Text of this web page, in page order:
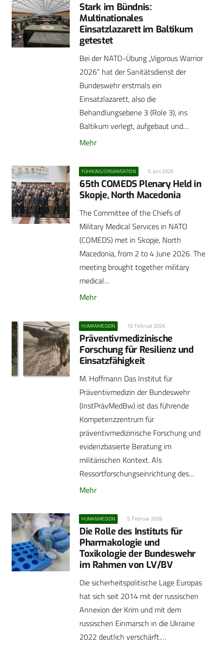
Stark im Bündnis:
Multinationales
Einsatzlazarett im Baltikum
getestet
Bei der NATO-Übung „Vigorous Warrior
2026“ hat der Sanitätsdienst der
Bundeswehr erstmals ein
Einsatzlazarett, also die
Behandlungsebene 3 (Role 3), ins
Baltikum verlegt, aufgebaut und…
Mehr
FÜHRUNG/ORGANISATION 5. Juni 2026
65th COMEDS Plenary Held in
Skopje, North Macedonia
The Committee of the Chiefs of
Military Medical Services in NATO
(COMEDS) met in Skopje, North
Macedonia, from 2 to 4 June 2026. The
meeting brought together military
medical…
Mehr
HUMANMEDIZIN 10. Februar 2026
Präventivmedizinische
Forschung für Resilienz und
Einsatzfähigkeit
M. Hoffmann Das Institut für
Präventivmedizin der Bundeswehr
(InstPrävMedBw) ist das führende
Kompetenzzentrum für
präventivmedizinische Forschung und
evidenzbasierte Beratung im
militärischen Kontext. Als
Ressortforschungseinrichtung des…
Mehr
HUMANMEDIZIN 5. Februar 2026
Die Rolle des Instituts für
Pharmakologie und
Toxikologie der Bundeswehr
im Rahmen von LV/BV
Die sicherheitspolitische Lage Europas
hat sich seit 2014 mit der russischen
Annexion der Krim und mit dem
russischen Einmarsch in die Ukraine
2022 deutlich verschärft.…